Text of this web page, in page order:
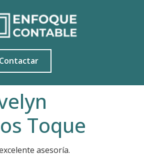
Contactar
Toque
asesoría.